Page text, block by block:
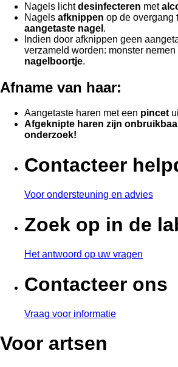
Nagels lichtdesinfecteren met
Nagels afknippen op de overgang
aangetaste nagel .
Indien door afknippen geen
verzameld worden: monster nemen
nagelboortje.
Afname van haar:
Aangetaste haren met een pincet
Afgeknipte haren zijn
onderzoek!
Contacteer
Voor ondersteuning en advies
Zoek op in de
Het antwoord op uw vragen
Contacteer ons
Vraag voor informatie
Voor artsen